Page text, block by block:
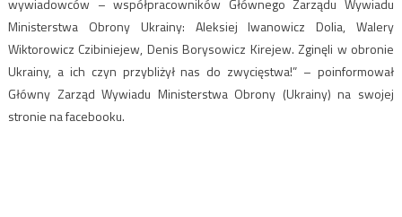
wywiadowców – współpracowników Głównego Zarządu Wywiadu
Ministerstwa Obrony Ukrainy: Aleksiej Iwanowicz Dolia, Walery
Wiktorowicz Czibiniejew, Denis Borysowicz Kirejew. Zginęli w obronie
Ukrainy, a ich czyn przybliżył nas do zwycięstwa!” – poinformował
Główny Zarząd Wywiadu Ministerstwa Obrony (Ukrainy) na swojej
stronie na facebooku.